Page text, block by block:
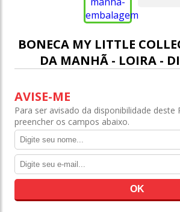
BONECA MY LITTLE
DA MANHÃ - LOIRA -
AVISE-ME
Para ser avisado da disponibilidade deste
preencher os campos abaixo.